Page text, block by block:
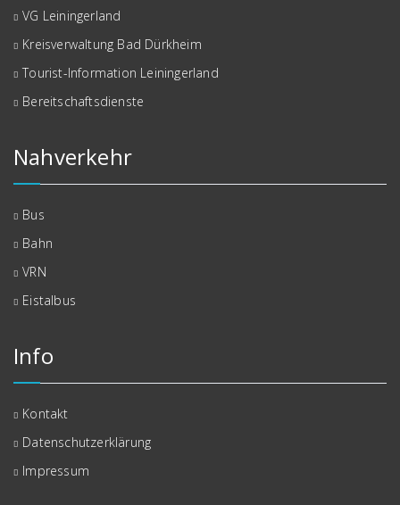
VG Leiningerland
Kreisverwaltung Bad Dürkheim
Tourist-Information Leiningerland
Bereitschaftsdienste
Nahverkehr
Bus
Bahn
VRN
Eistalbus
Info
Kontakt
Datenschutzerklärung
Impressum